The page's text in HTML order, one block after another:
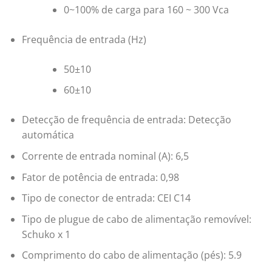
0~100% de carga para 160 ~ 300 Vca
Frequência de entrada (Hz)
50±10
60±10
Detecção de frequência de entrada: Detecção
automática
Corrente de entrada nominal (A): 6,5
Fator de potência de entrada: 0,98
Tipo de conector de entrada: CEI C14
Tipo de plugue de cabo de alimentação removível:
Schuko x 1
Comprimento do cabo de alimentação (pés): 5.9